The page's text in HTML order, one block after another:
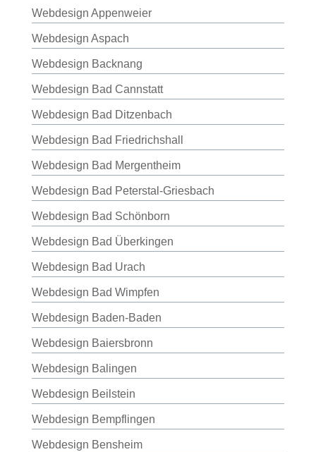
Webdesign Appenweier
Webdesign Aspach
Webdesign Backnang
Webdesign Bad Cannstatt
Webdesign Bad Ditzenbach
Webdesign Bad Friedrichshall
Webdesign Bad Mergentheim
Webdesign Bad Peterstal-Griesbach
Webdesign Bad Schönborn
Webdesign Bad Überkingen
Webdesign Bad Urach
Webdesign Bad Wimpfen
Webdesign Baden-Baden
Webdesign Baiersbronn
Webdesign Balingen
Webdesign Beilstein
Webdesign Bempflingen
Webdesign Bensheim